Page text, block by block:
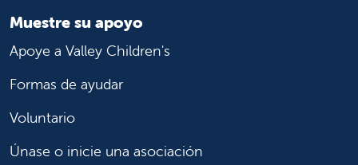
Muestre su apoyo
Apoye a Valley Children's
Formas de ayudar
Voluntario
Únase o inicie una asociación